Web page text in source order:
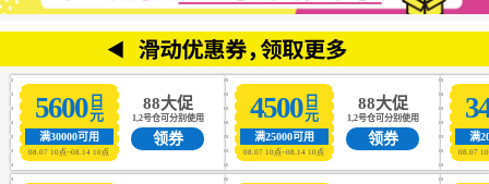
5600日元
满30000可用
08.07 10点~08.14 10点
88大促
1,2号仓可分别使用
领券
4500日元
满25000可用
08.07 10点~08.14 10点
88大促
1,2号仓可分别使用
领券 满
08.07